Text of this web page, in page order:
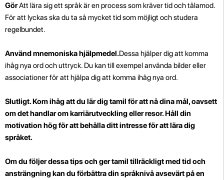
GörAtt lära sig ett språk är en process som kräver tid och tålamod.
För att lyckas ska du ta så mycket tid som möjligt och studera
regelbundet.
Använd mnemoniska hjälpmedel.Dessa hjälper dig att komma
ihåg nya ord och uttryck. Du kan till exempel använda bilder eller
associationer för att hjälpa dig att komma ihåg nya ord.
Slutligt. Kom ihåg att du lär dig tamil för att nå dina mål, oavsett
om det handlar om karriärutveckling eller resor. Håll din
motivation hög för att behålla ditt intresse för att lära dig
språket.
Om du följer dessa tips och ger tamil tillräckligt med tid och
ansträngning kan du förbättra din språknivå avsevärt på en